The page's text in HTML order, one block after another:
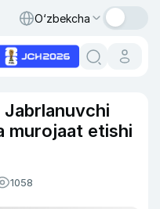
O‘zbekcha
murojaat etishi
1058